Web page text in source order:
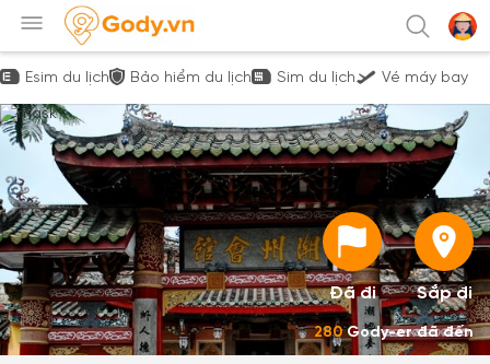
Esim du lịch Bảo hiểm du lịch Sim du lịch Vé máy bay
Đã đi Sắp đi
280Gody-er đã đến